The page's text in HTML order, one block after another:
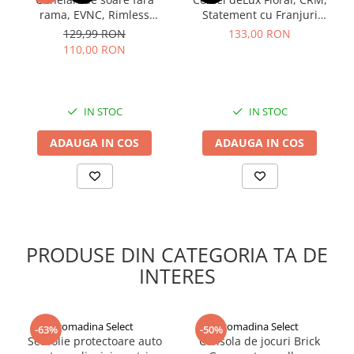
rama, EVNC, Rimless
Featherlight, unisex
129,99 RON
110,00 RON
IN STOC
ADAUGA IN COS
Statement cu Franjuri
Elegante pentru Femei,
133,00 RON
IN STOC
ADAUGA IN COS
PRODUSE DIN CATEGORIA TA DE
INTERES
-63%gomadina Select
Set folie protectoare auto
-50%gomadina Select
Consola de jocuri Brick